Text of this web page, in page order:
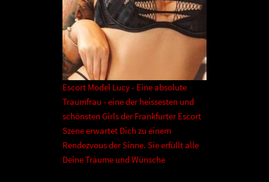
Escort Model Lucy - Eine absolute
Traumfrau - eine der heissesten und
schönsten Girls der Frankfurter Escort
Szene erwartet Dich zu einem
Rendezvous der Sinne. Sie erfüllt alle
Deine Träume und Wünsche